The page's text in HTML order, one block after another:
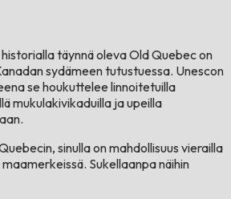
täynnä oleva Old Quebec on
sydämeen tutustuessa. Unescon
se houkuttelee linnoitetuilla
mukulakivikaduilla ja upeilla
sinulla on mahdollisuus vierailla
Sukellaanpa näihin